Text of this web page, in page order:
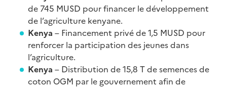
de 745 MUSD pour financer le développement
de l’agriculture kenyane.
Kenya – Financement privé de 1,5 MUSD pour
renforcer la participation des jeunes dans
l’agriculture.
Kenya – Distribution de 15,8 T de semences de
coton OGM par le gouvernement afin de